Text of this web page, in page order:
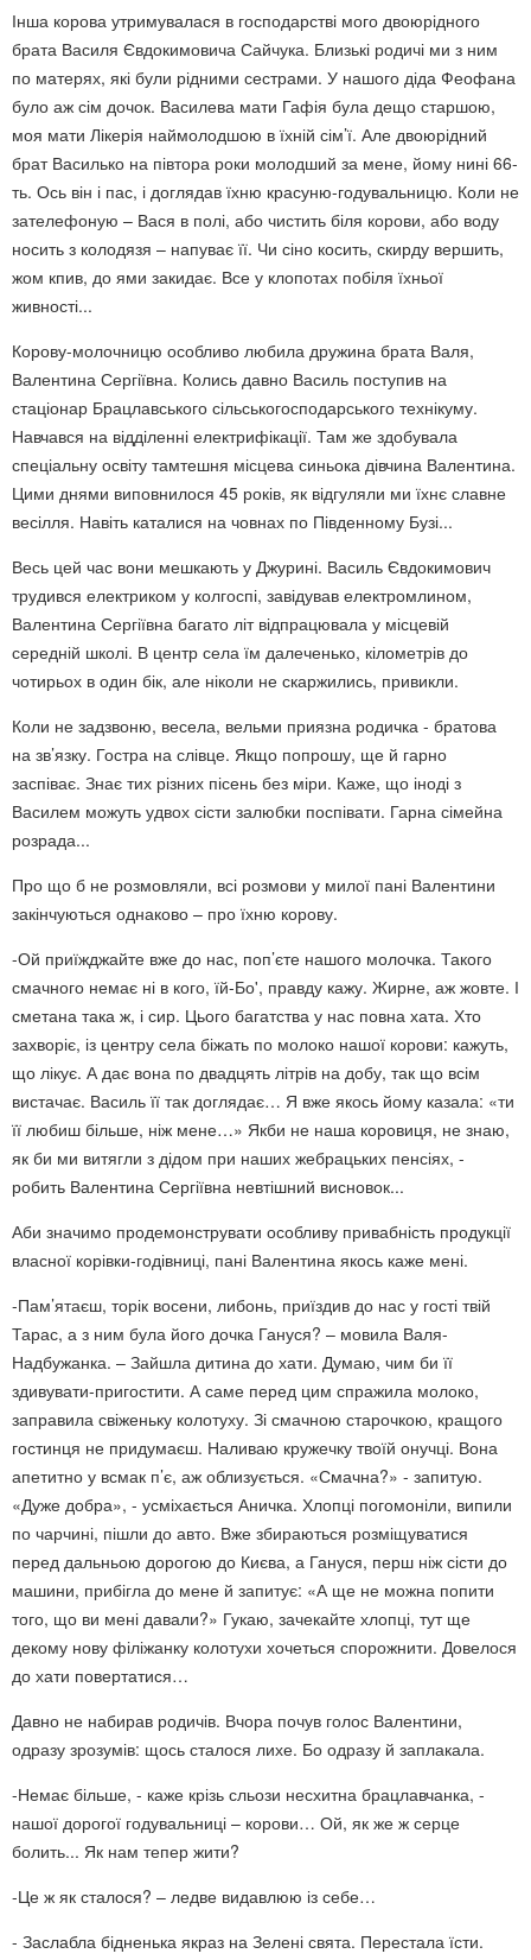
Інша корова утримувалася в господарстві мого двоюрідного
брата Василя Євдокимовича Сайчука. Близькі родичі ми з ним
по матерях, які були рідними сестрами. У нашого діда Феофана
було аж сім дочок. Василева мати Гафія була дещо старшою,
моя мати Лікерія наймолодшою в їхній сім’ї. Але двоюрідний
брат Василько на півтора роки молодший за мене, йому нині 66-
ть. Ось він і пас, і доглядав їхню красуню-годувальницю. Коли не
зателефоную – Вася в полі, або чистить біля корови, або воду
носить з колодязя – напуває її. Чи сіно косить, скирду вершить,
жом кпив, до ями закидає. Все у клопотах побіля їхньої
живності...
Корову-молочницю особливо любила дружина брата Валя,
Валентина Сергіївна. Колись давно Василь поступив на
стаціонар Брацлавського сільськогосподарського технікуму.
Навчався на відділенні електрифікації. Там же здобувала
спеціальну освіту тамтешня місцева синьока дівчина Валентина.
Цими днями виповнилося 45 років, як відгуляли ми їхнє славне
весілля. Навіть каталися на човнах по Південному Бузі...
Весь цей час вони мешкають у Джурині. Василь Євдокимович
трудився електриком у колгоспі, завідував електромлином,
Валентина Сергіївна багато літ відпрацювала у місцевій
середній школі. В центр села їм далеченько, кілометрів до
чотирьох в один бік, але ніколи не скаржились, привикли.
Коли не задзвоню, весела, вельми приязна родичка - братова
на зв’язку. Гостра на слівце. Якщо попрошу, ще й гарно
заспіває. Знає тих різних пісень без міри. Каже, що іноді з
Василем можуть удвох сісти залюбки поспівати. Гарна сімейна
розрада...
Про що б не розмовляли, всі розмови у милої пані Валентини
закінчуються однаково – про їхню корову.
-Ой приїжджайте вже до нас, поп’єте нашого молочка. Такого
смачного немає ні в кого, їй-Бо', правду кажу. Жирне, аж жовте. І
сметана така ж, і сир. Цього багатства у нас повна хата. Хто
захворіє, із центру села біжать по молоко нашої корови: кажуть,
що лікує. А дає вона по двадцять літрів на добу, так що всім
вистачає. Василь її так доглядає… Я вже якось йому казала: «ти
її любиш більше, ніж мене…» Якби не наша коровиця, не знаю,
як би ми витягли з дідом при наших жебрацьких пенсіях, -
робить Валентина Сергіївна невтішний висновок...
Аби значимо продемонструвати особливу привабність продукції
власної корівки-годівниці, пані Валентина якось каже мені.
-Пам’ятаєш, торік восени, либонь, приїздив до нас у гості твій
Тарас, а з ним була його дочка Гануся? – мовила Валя-
Надбужанка. – Зайшла дитина до хати. Думаю, чим би її
здивувати-пригостити. А саме перед цим спражила молоко,
заправила свіженьку колотуху. Зі смачною старочкою, кращого
гостинця не придумаєш. Наливаю кружечку твоїй онучці. Вона
апетитно у всмак п’є, аж облизується. «Смачна?» - запитую.
«Дуже добра», - усміхається Аничка. Хлопці погомоніли, випили
по чарчині, пішли до авто. Вже збираються розміщуватися
перед дальньою дорогою до Києва, а Гануся, перш ніж сісти до
машини, прибігла до мене й запитує: «А ще не можна попити
того, що ви мені давали?» Гукаю, зачекайте хлопці, тут ще
декому нову філіжанку колотухи хочеться спорожнити. Довелося
до хати повертатися…
Давно не набирав родичів. Вчора почув голос Валентини,
одразу зрозумів: щось сталося лихе. Бо одразу й заплакала.
-Немає більше, - каже крізь сльози несхитна брацлавчанка, -
нашої дорогої годувальниці – корови… Ой, як же ж серце
болить... Як нам тепер жити?
-Це ж як сталося? – ледве видавлюю із себе…
- Заслабла бідненька якраз на Зелені свята. Перестала їсти.